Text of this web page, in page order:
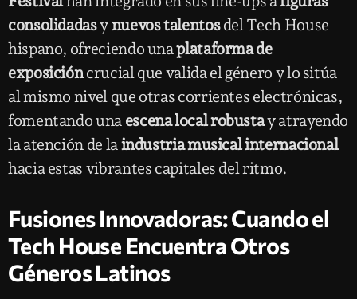
consolidadasynuevos talentosdel Tech House
hispano, ofreciendo unaplataforma de
exposicióncrucial que valida el género y lo sitúa
al mismo nivel que otras corrientes electrónicas,
fomentando una escena local robustay atrayendo
la atención de la industria musical internacional
hacia estas vibrantes capitales del ritmo.
Fusiones Innovadoras: Cuando el
Tech House Encuentra Otros
Géneros Latinos